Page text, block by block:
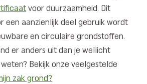
voor duurzaamheid. Dit
een aanzienlijk deel gebruik wordt
en circulaire grondstoffen.
er anders uit dan je wellicht
Bekijk onze veelgestelde
zak grond?